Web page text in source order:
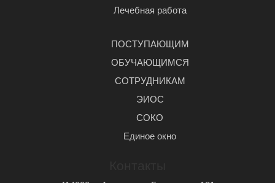
Лечебная работа
ПОСТУПАЮЩИМ
ОБУЧАЮЩИМСЯ
СОТРУДНИКАМ
ЭИОС
СОКО
Единое окно